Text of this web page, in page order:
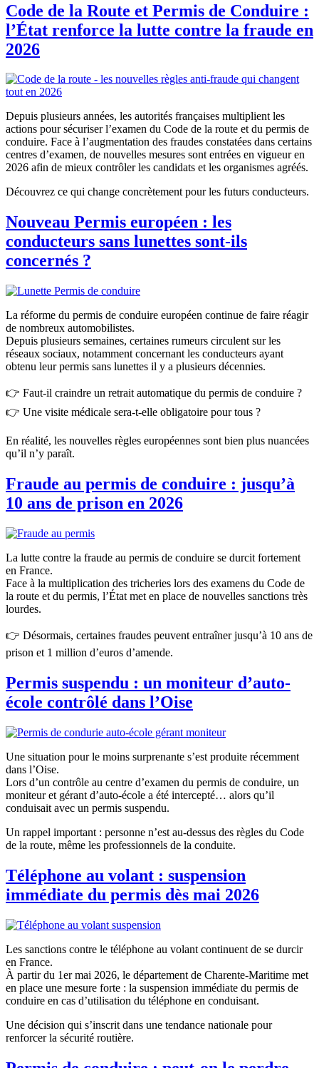
Code de la Route et Permis de Conduire :
l’État renforce la lutte contre la fraude en
2026
Depuis plusieurs années, les autorités françaises multiplient les
actions pour sécuriser l’examen du Code de la route et du permis de
conduire. Face à l’augmentation des fraudes constatées dans certains
centres d’examen, de nouvelles mesures sont entrées en vigueur en
2026 afin de mieux contrôler les candidats et les organismes agréés.
Découvrez ce qui change concrètement pour les futurs conducteurs.
Nouveau Permis européen : les
conducteurs sans lunettes sont-ils
concernés ?
La réforme du permis de conduire européen continue de faire réagir
de nombreux automobilistes.
Depuis plusieurs semaines, certaines rumeurs circulent sur les
réseaux sociaux, notamment concernant les conducteurs ayant
obtenu leur permis sans lunettes il y a plusieurs décennies.
👉 Faut-il craindre un retrait automatique du permis de conduire ?
👉 Une visite médicale sera-t-elle obligatoire pour tous ?
En réalité, les nouvelles règles européennes sont bien plus nuancées
qu’il n’y paraît.
Fraude au permis de conduire : jusqu’à
10 ans de prison en 2026
La lutte contre la fraude au permis de conduire se durcit fortement
en France.
Face à la multiplication des tricheries lors des examens du Code de
la route et du permis, l’État met en place de nouvelles sanctions très
lourdes.
👉 Désormais, certaines fraudes peuvent entraîner jusqu’à 10 ans de
prison et 1 million d’euros d’amende.
Permis suspendu : un moniteur d’auto-
école contrôlé dans l’Oise
Une situation pour le moins surprenante s’est produite récemment
dans l’Oise.
Lors d’un contrôle au centre d’examen du permis de conduire, un
moniteur et gérant d’auto-école a été intercepté… alors qu’il
conduisait avec un permis suspendu.
Un rappel important : personne n’est au-dessus des règles du Code
de la route, même les professionnels de la conduite.
Téléphone au volant : suspension
immédiate du permis dès mai 2026
Les sanctions contre le téléphone au volant continuent de se durcir
en France.
À partir du 1er mai 2026, le département de Charente-Maritime met
en place une mesure forte : la suspension immédiate du permis de
conduire en cas d’utilisation du téléphone en conduisant.
Une décision qui s’inscrit dans une tendance nationale pour
renforcer la sécurité routière.